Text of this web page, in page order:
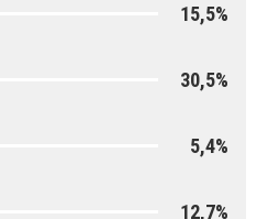
15,5%
30,5%
5,4%
12,7%